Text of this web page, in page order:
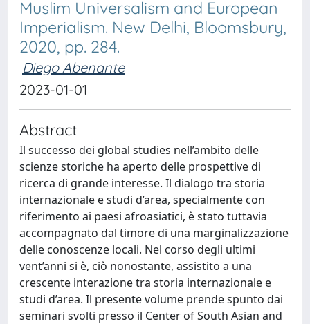
Muslim Universalism and European
Imperialism. New Delhi, Bloomsbury,
2020, pp. 284.
Diego Abenante
2023-01-01
Abstract
Il successo dei global studies nell’ambito delle
scienze storiche ha aperto delle prospettive di
ricerca di grande interesse. Il dialogo tra storia
internazionale e studi d’area, specialmente con
riferimento ai paesi afroasiatici, è stato tuttavia
accompagnato dal timore di una marginalizzazione
delle conoscenze locali. Nel corso degli ultimi
vent’anni si è, ciò nonostante, assistito a una
crescente interazione tra storia internazionale e
studi d’area. Il presente volume prende spunto dai
seminari svolti presso il Center of South Asian and